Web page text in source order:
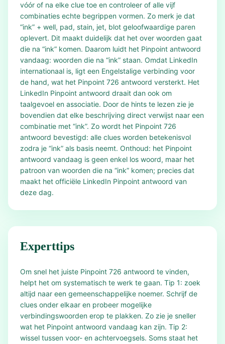
vóór of na elke clue toe en controleer of alle vijf
combinaties echte begrippen vormen. Zo merk je dat
“ink” + well, pad, stain, jet, blot geloofwaardige paren
oplevert. Dit maakt duidelijk dat het over woorden gaat
die na “ink” komen. Daarom luidt het Pinpoint antwoord
vandaag: woorden die na “ink” staan. Omdat LinkedIn
internationaal is, ligt een Engelstalige verbinding voor
de hand, wat het Pinpoint 726 antwoord versterkt. Het
LinkedIn Pinpoint antwoord draait dan ook om
taalgevoel en associatie. Door de hints te lezen zie je
bovendien dat elke beschrijving direct verwijst naar een
combinatie met “ink”. Zo wordt het Pinpoint 726
antwoord bevestigd: alle clues worden betekenisvol
zodra je “ink” als basis neemt. Onthoud: het Pinpoint
antwoord vandaag is geen enkel los woord, maar het
patroon van woorden die na “ink” komen; precies dat
maakt het officiële LinkedIn Pinpoint antwoord van
deze dag.
Experttips
Om snel het juiste Pinpoint 726 antwoord te vinden,
helpt het om systematisch te werk te gaan. Tip 1: zoek
altijd naar een gemeenschappelijke noemer. Schrijf de
clues onder elkaar en probeer mogelijke
verbindingswoorden erop te plakken. Zo zie je sneller
wat het Pinpoint antwoord vandaag kan zijn. Tip 2:
wissel tussen voor- en achtervoegsels. Soms staat het